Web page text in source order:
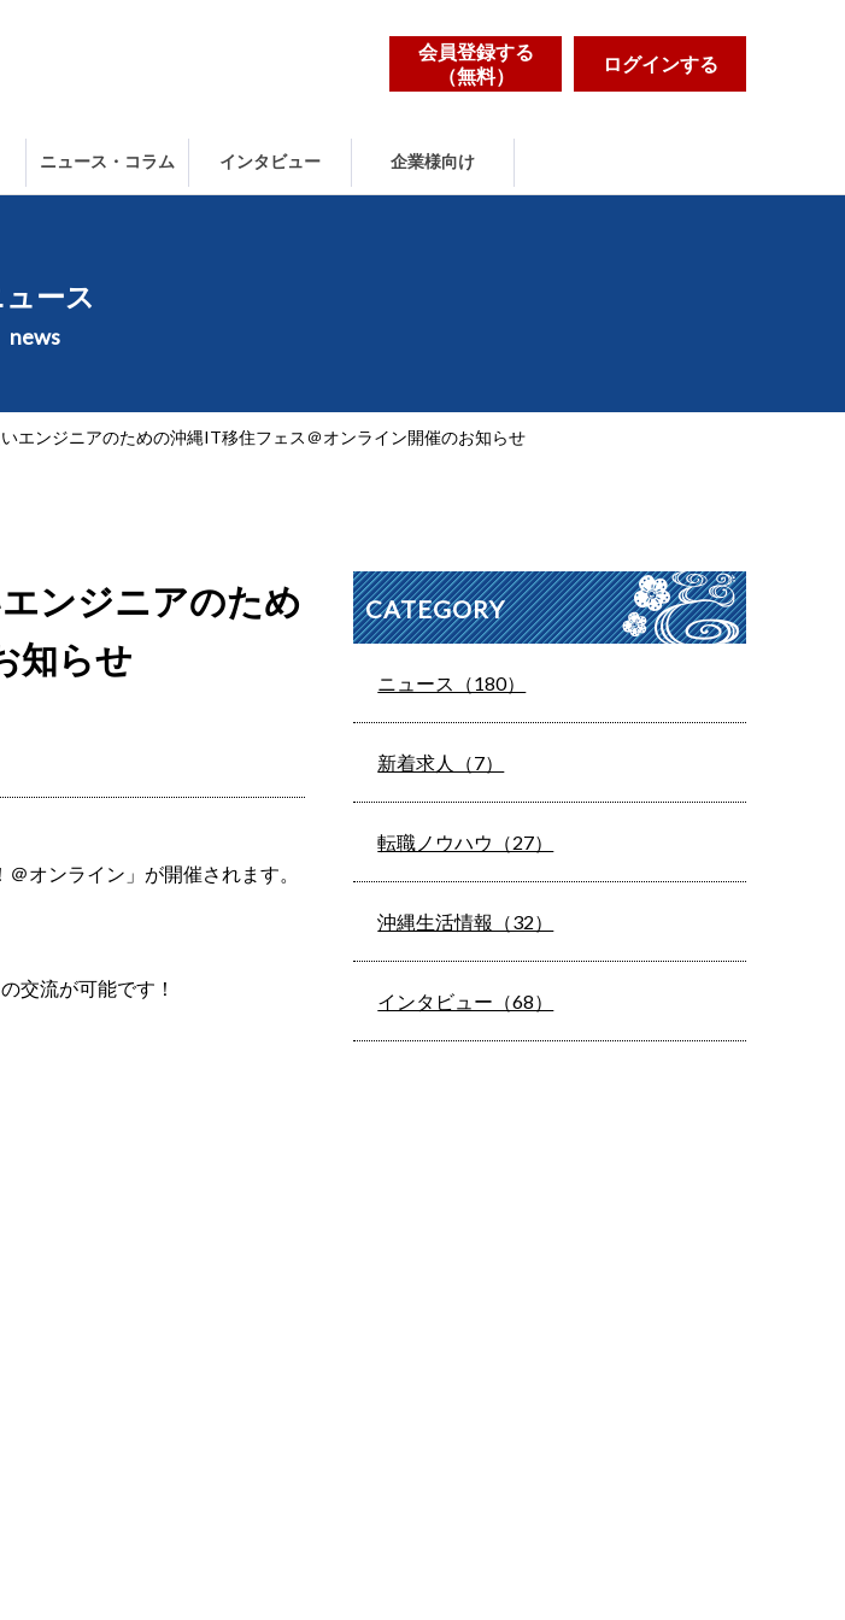
会員登録する
（無料）
ログインする
ニュース・コラム インタビュー 企業様向け
ース
news
エンジニアのための沖縄IT移住フェス＠オンライン開催のお知らせ
ンジニアのため
知らせ
オンライン」が開催されます。
交流が可能です！
CATEGORY
ニュース（180）
新着求人（7）
転職ノウハウ（27）
沖縄生活情報（32）
インタビュー（68）